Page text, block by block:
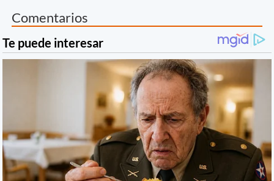
Comentarios